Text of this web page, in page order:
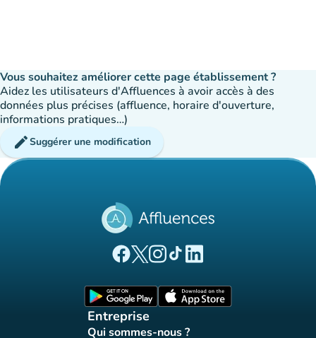
Vous souhaitez améliorer cette page établissement ?
Aidez les utilisateurs d'Affluences à avoir accès à des
données plus précises (affluence, horaire d'ouverture,
informations pratiques…)
editSuggérer une modification
(nouvel onglet)
(nouvel onglet)
(nouvel onglet)
(nouvel onglet)
(nouvel onglet)
Entreprise
Qui sommes-nous ?